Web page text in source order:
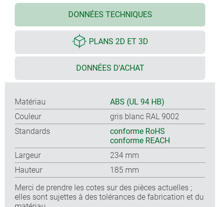
DONNÉES TECHNIQUES
PLANS 2D ET 3D
DONNÉES D'ACHAT
Matériau
ABS (UL 94 HB)
Couleur
gris blanc RAL 9002
Standards
conforme RoHS
conforme REACH
Largeur
234 mm
Hauteur
185 mm
Merci de prendre les cotes sur des pièces actuelles ;
elles sont sujettes à des tolérances de fabrication et du